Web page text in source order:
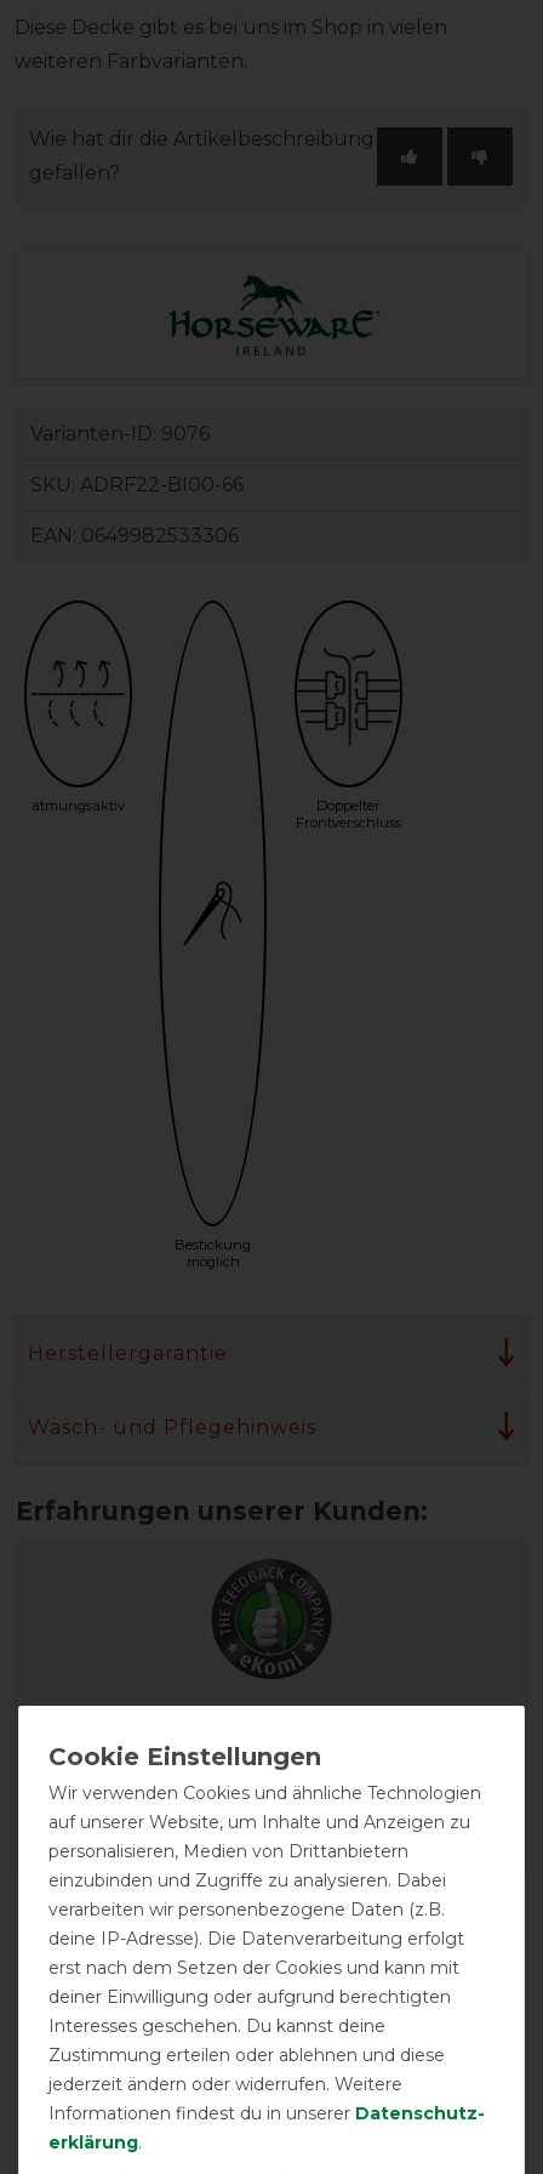
Diese Decke gibt es bei uns im Shop in vielen
weiteren Farbvarianten.
Wie hat dir die Artikelbeschreibung
gefallen?
Varianten-ID: 9076
SKU: ADRF22-BI00-66
EAN: 0649982533306
atmungsaktiv
Bestickung
möglich
Doppelter
Frontverschluss
Herstellergarantie
Wasch- und Pflegehinweis
Sheet 0g- navy/silver
Product Reviews
5
Product Rating
5/5
Wir verwenden Cookies und ähnliche Technologien
auf unserer Website, um Inhalte und Anzeigen zu
personalisieren, Medien von Drittanbietern
einzubinden und Zugriffe zu analysieren. Dabei
verarbeiten wir personenbezogene Daten (z.B.
deine IP-Adresse). Die Datenverarbeitung erfolgt
erst nach dem Setzen der Cookies und kann mit
deiner Einwilligung oder aufgrund berechtigten
Interesses geschehen. Du kannst deine
Zustimmung erteilen oder ablehnen und diese
jederzeit ändern oder widerrufen. Weitere
Informationen findest du in unserer Daten­schutz­
erklärung.